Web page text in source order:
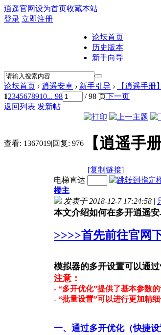
逍遥官网设为首页收藏本站
登录 立即注册
论坛首页
历史版本
新手向导
论坛首页 › 逍遥安卓 › 新手引导 ›
【逍遥手册
12345678910... 98 / 98 页下一页
返回列表 发新帖
查看: 1367019|回复: 976 【逍遥手
[复制链接]
电梯直达
楼主
发表于 2018-12-7 17:24:58 |
本文介绍如何在多开逍遥
>>>>首先前往官网
模拟器的多开设置可以通
注意：
- “多开优化”提供了基本参数
- “批量设置”可以进行更加精
一、通过多开优化（快捷设